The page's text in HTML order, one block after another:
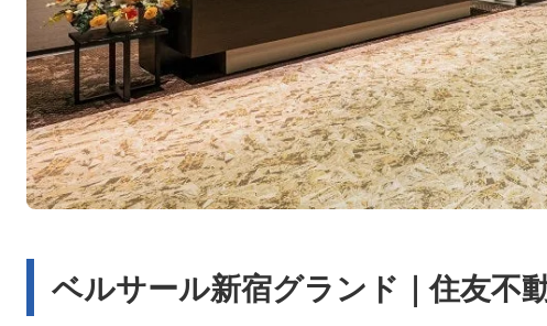
ベルサール新宿グランド｜住友不